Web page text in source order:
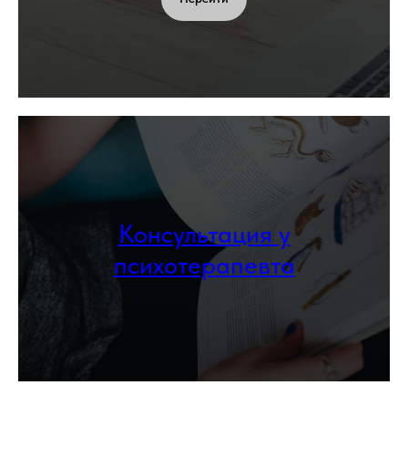
Консультация у
психотерапевта